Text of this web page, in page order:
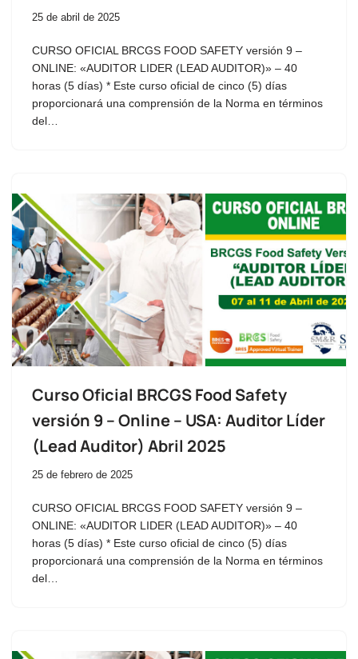
25 de abril de 2025
CURSO OFICIAL BRCGS FOOD SAFETY versión 9 –
ONLINE: «AUDITOR LIDER (LEAD AUDITOR)» – 40
horas (5 días) * Este curso oficial de cinco (5) días
proporcionará una comprensión de la Norma en términos
del…
Curso Oficial BRCGS Food Safety
versión 9 – Online – USA: Auditor Líder
(Lead Auditor) Abril 2025
25 de febrero de 2025
CURSO OFICIAL BRCGS FOOD SAFETY versión 9 –
ONLINE: «AUDITOR LIDER (LEAD AUDITOR)» – 40
horas (5 días) * Este curso oficial de cinco (5) días
proporcionará una comprensión de la Norma en términos
del…